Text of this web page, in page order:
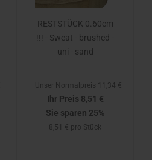
RESTSTÜCK 0.60cm
!!! - Sweat - brushed -
uni - sand
Unser Normalpreis 11,34 €
Ihr Preis 8,51 €
Sie sparen 25%
8,51 € pro Stück